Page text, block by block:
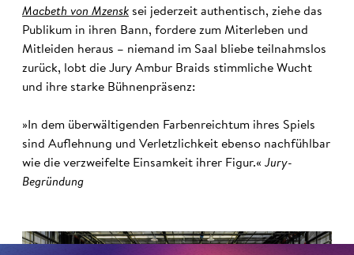
Macbeth von Mzensk sei jederzeit authentisch, ziehe das
Publikum in ihren Bann, fordere zum Miterleben und
Mitleiden heraus – niemand im Saal bliebe teilnahmslos
zurück, lobt die Jury Ambur Braids stimmliche Wucht
und ihre starke Bühnenpräsenz:
»In dem überwältigenden Farbenreichtum ihres Spiels
sind Auflehnung und Verletzlichkeit ebenso nachfühlbar
wie die verzweifelte Einsamkeit ihrer Figur.« Jury-
Begründung